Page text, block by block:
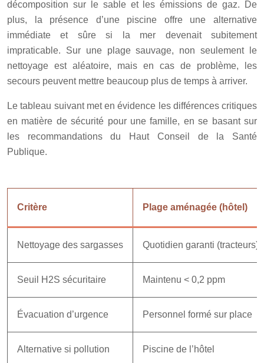
décomposition sur le sable et les émissions de gaz. De
plus, la présence d’une piscine offre une alternative
immédiate et sûre si la mer devenait subitement
impraticable. Sur une plage sauvage, non seulement le
nettoyage est aléatoire, mais en cas de problème, les
secours peuvent mettre beaucoup plus de temps à arriver.
Le tableau suivant met en évidence les différences critiques
en matière de sécurité pour une famille, en se basant sur
les recommandations du Haut Conseil de la Santé
Publique.
Critère Plage aménagée (hôtel)
Nettoyage des sargasses Quotidien garanti (tracteurs)
Seuil H2S sécuritaire Maintenu < 0,2 ppm
Évacuation d’urgence Personnel formé sur place
Alternative si pollution Piscine de l’hôtel